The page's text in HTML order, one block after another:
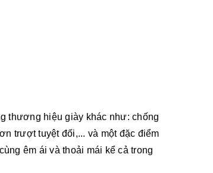
thương hiệu giày khác như: chống
trượt tuyệt đối,... và một đặc điểm
êm ái và thoải mái kể cả trong